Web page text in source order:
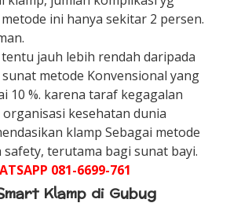
ini hanya sekitar 2 persen.
jauh lebih rendah daripada
metode Konvensional yang
10 %. karena taraf kegagalan
kesehatan dunia
klamp Sebagai metode
terutama bagi sunat bayi.
081-6699-761
Klamp di Gubug